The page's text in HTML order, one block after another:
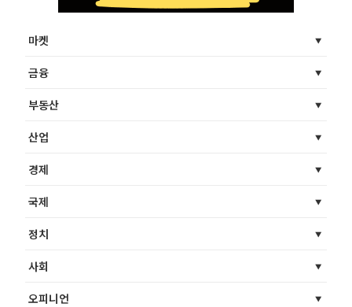
마켓
금융
부동산
산업
경제
국제
정치
사회
오피니언